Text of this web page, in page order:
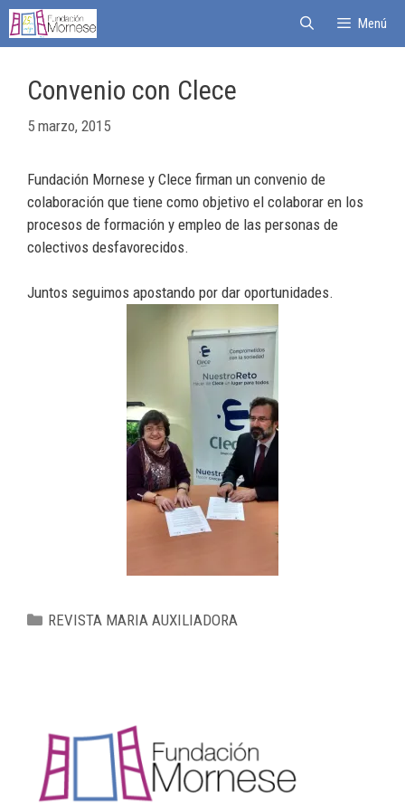
Menú
Convenio con Clece
5 marzo, 2015
Fundación Mornese y Clece firman un convenio de
colaboración que tiene como objetivo el colaborar en los
procesos de formación y empleo de las personas de
colectivos desfavorecidos.
Juntos seguimos apostando por dar oportunidades.
REVISTA MARIA AUXILIADORA